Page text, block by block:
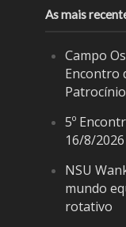
As mais
Campo
Encontro
5º
16/8/2026
NSU
mundo
rotativo